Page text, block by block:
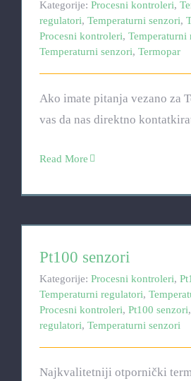
Kategorije: Procesni kontroleri,
regulatori, Temperaturni senzori,
Procesni kontroleri, Temperaturni
Temperaturni senzori, Termopar
Ako imate pitanja vezano za
vas da nas direktno
Read More
Pt100 senzori
Kategorije: Procesni kontroleri,
Temperaturni regulatori,
Procesni kontroleri, Pt100 senzori,
regulatori, Temperaturni senzori
Najkvalitetniji otpornički